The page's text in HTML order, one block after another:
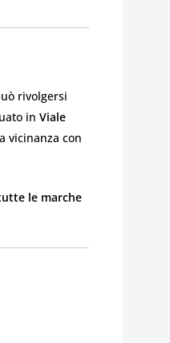
rivolgersi
in Viale
vicinanza con
le marche